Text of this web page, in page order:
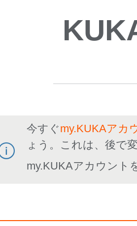
今すぐmy.KUKAアカ
ょう。これは、後で
my.KUKAアカウント